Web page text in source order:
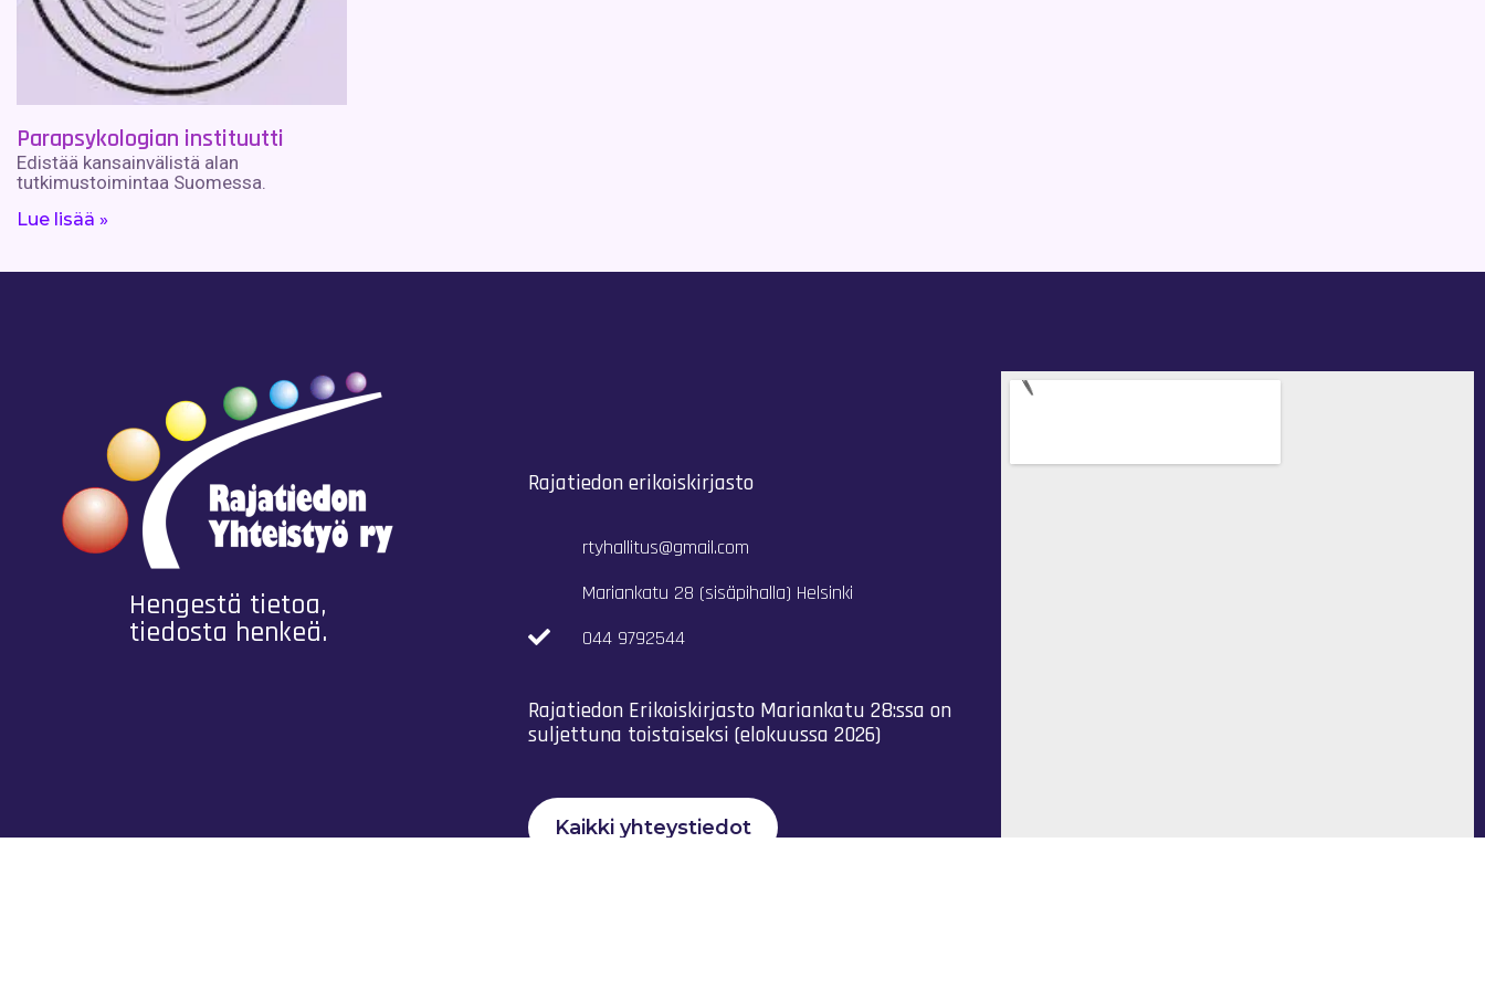
Parapsykologian instituutti
Edistää kansainvälistä alan
tutkimustoimintaa Suomessa.
Lue lisää »
Hengestä tietoa,
tiedosta henkeä.
Rajatiedon erikoiskirjasto
rtyhallitus@gmail.com
Mariankatu 28 (sisäpihalla) Helsinki
044 9792544
Rajatiedon Erikoiskirjasto Mariankatu 28:ssa on
suljettuna toistaiseksi (elokuussa 2026)
Kaikki yhteystiedot